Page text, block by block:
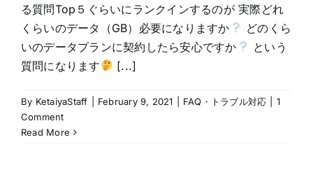
る質問Top５ぐらいにランクインするのが 実際どれ
くらいのデータ（GB）必要になりますか
どのくら
いのデータプランに契約したら安心ですか
という
質問になります
[...]
By KetaiyaStaff February 9, 2021 FAQ・トラブル対応
1
Comment
Read More